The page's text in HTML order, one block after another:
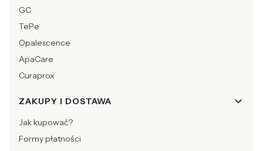
GC
TePe
Opalescence
ApaCare
Curaprox
ZAKUPY I DOSTAWA
Jak kupować?
Formy płatności